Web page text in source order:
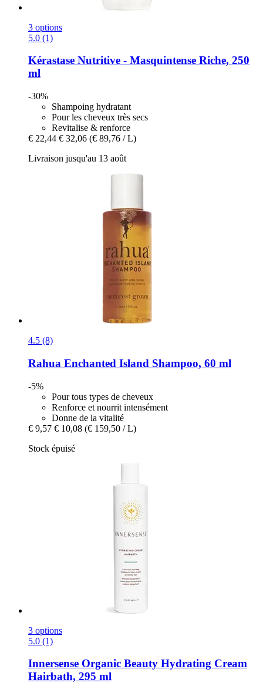
3 options
5.0 (1)
Kérastase Nutritive -​ Masquintense Riche, 250
ml
-30%
Shampoing hydratant
Pour les cheveux très secs
Revitalise & renforce
€ 22,44 € 32,06 (€ 89,76 / L)
Livraison jusqu'au 13 août
4.5 (8)
Rahua Enchanted Island Shampoo, 60 ml
-5%
Pour tous types de cheveux
Renforce et nourrit intensément
Donne de la vitalité
€ 9,57 € 10,08 (€ 159,50 / L)
Stock épuisé
3 options
5.0 (1)
Innersense Organic Beauty Hydrating Cream
Hairbath, 295 ml